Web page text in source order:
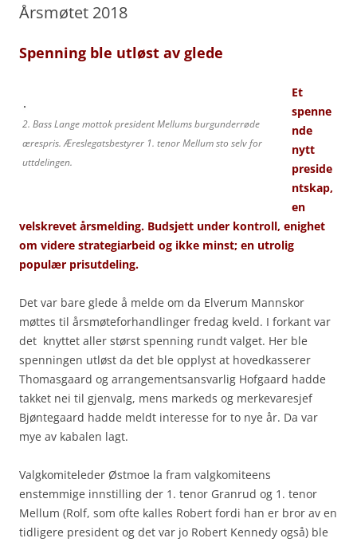
Årsmøtet 2018
Spenning ble utløst av glede
2. Bass Lange mottok president Mellums burgunderrøde
ærespris. Æreslegatsbestyrer 1. tenor Mellum sto selv for
uttdelingen.
Et
spenne
nde
nytt
preside
ntskap,
en
velskrevet årsmelding. Budsjett under kontroll, enighet
om videre strategiarbeid og ikke minst; en utrolig
populær prisutdeling.
Det var bare glede å melde om da Elverum Mannskor
møttes til årsmøteforhandlinger fredag kveld. I forkant var
det knyttet aller størst spenning rundt valget. Her ble
spenningen utløst da det ble opplyst at hovedkasserer
Thomasgaard og arrangementsansvarlig Hofgaard hadde
takket nei til gjenvalg, mens markeds og merkevaresjef
Bjøntegaard hadde meldt interesse for to nye år. Da var
mye av kabalen lagt.
Valgkomiteleder Østmoe la fram valgkomiteens
enstemmige innstilling der 1. tenor Granrud og 1. tenor
Mellum (Rolf, som ofte kalles Robert fordi han er bror av en
tidligere president og det var jo Robert Kennedy også) ble